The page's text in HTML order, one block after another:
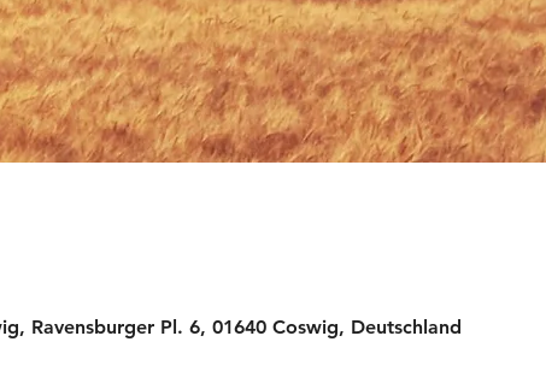
Ravensburger Pl. 6, 01640 Coswig, Deutschland